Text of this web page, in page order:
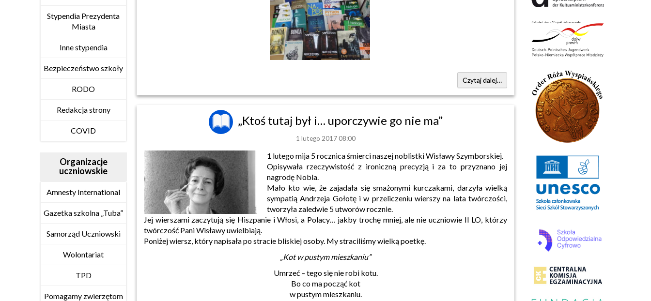
Stypendia Prezydenta
Miasta
Inne stypendia
Bezpieczeństwo szkoły
RODO
Redakcja strony
COVID
Organizacje
uczniowskie
Amnesty International
Gazetka szkolna „Tuba”
Samorząd Uczniowski
Wolontariat
TPD
Pomagamy zwierzętom
Czytaj dalej…
„Ktoś tutaj był i… uporczywie go nie ma”
1 lutego 2017 08:00
1 lutego mija 5 rocznica śmierci naszej noblistki Wisławy Szymborskiej.
Opisywała rzeczywistość z ironiczną precyzją i za to przyznano jej
nagrodę Nobla.
Mało kto wie, że zajadała się smażonymi kurczakami, darzyła wielką
sympatią Andrzeja Gołotę i w przeliczeniu wierszy na lata twórczości,
tworzyła zaledwie 5 utworów rocznie.
Jej wierszami zaczytują się Hiszpanie i Włosi, a Polacy… jakby trochę mniej, ale nie uczniowie II LO, którzy
twórczość Pani Wisławy uwielbiają.
Poniżej wiersz, który napisała po stracie bliskiej osoby. My straciliśmy wielką poetkę.
„Kot w pustym mieszkaniu”
Umrzeć – tego się nie robi kotu.
Bo co ma począć kot
w pustym mieszkaniu.